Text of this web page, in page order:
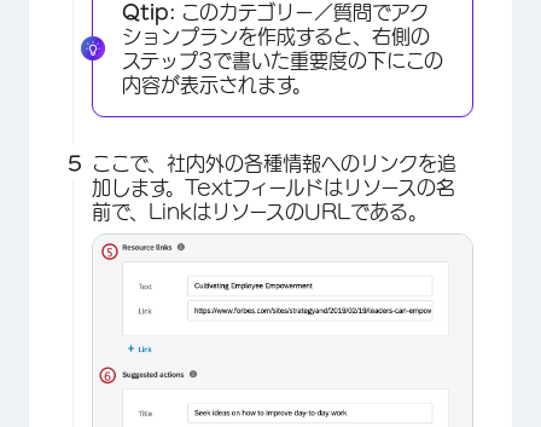
×
Qtip: このカテゴリー／質問でアク
ションプランを作成すると、右側の
ステップ3で書いた重要度の下にこの
内容が表示されます。
ここで、社内外の各種情報へのリンクを追
加します。Textフィールドはリソースの名
前で、LinkはリソースのURLである。